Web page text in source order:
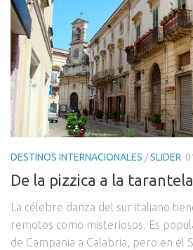
DESTINOS INTERNACIONALES /SLIDER
De la pizzica a la tarantela
La célebre danza del sur italiano
remotos como misteriosos. Es
de Campania a Calabria, pero en el